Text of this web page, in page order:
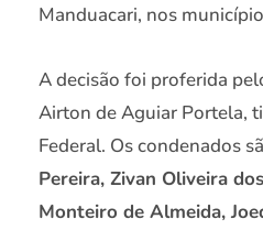
Manduacari, nos
A decisão foi proferida
Airton de Aguiar Portela,
Federal. Os condenados
Pereira, Zivan Oliveira
Monteiro de Almeida,